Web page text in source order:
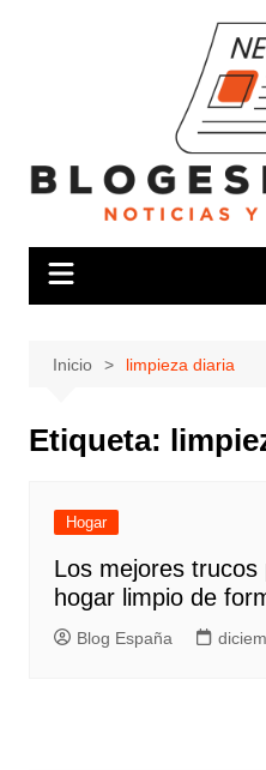
Inicio limpieza diaria
Etiqueta:
Hogar
Los mejores
hogar limpio de
Blog España